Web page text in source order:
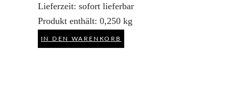
Lieferzeit: sofort lieferbar
Produkt enthält: 0,250 kg
IN DEN WARENKORB